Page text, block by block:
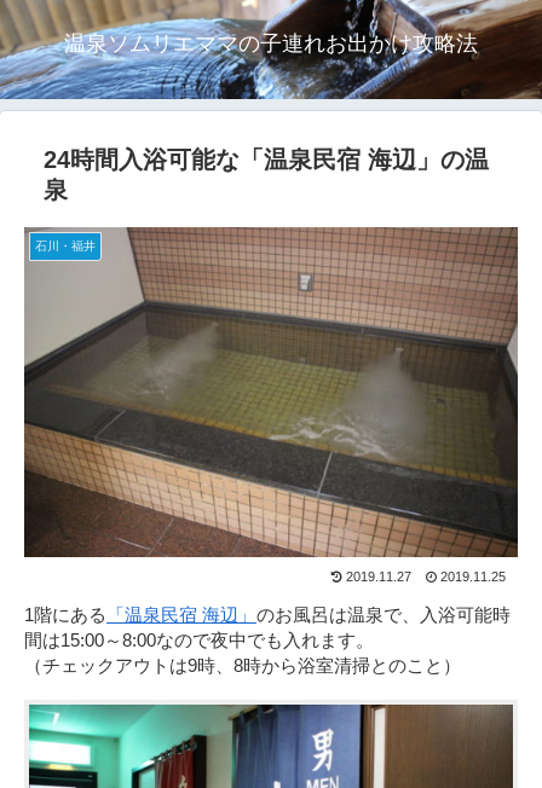
温泉ソムリエママの子連れお出かけ攻略法
24時間入浴可能な「温泉民宿 海辺」の温
泉
石川・福井
2019.11.27 2019.11.25
1階にある 「温泉民宿 海辺」 のお風呂は温泉で、入浴可能時
間は15:00～8:00なので夜中でも入れます。
（チェックアウトは9時、8時から浴室清掃とのこと）